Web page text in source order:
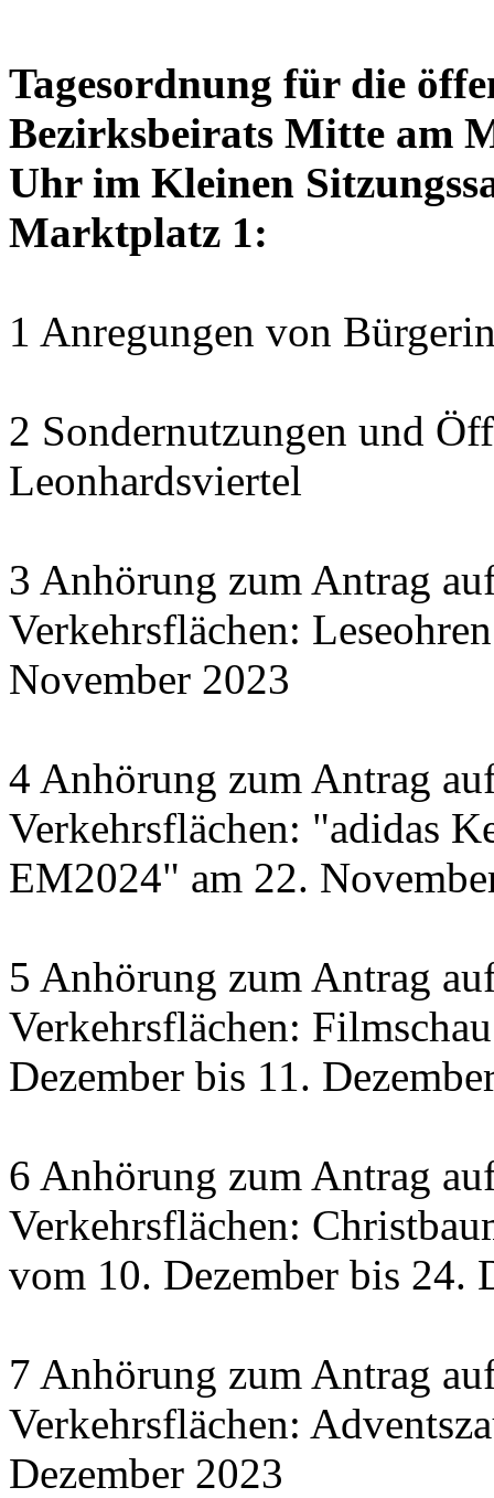
Tagesordnung für die
Bezirksbeirats Mitte am
Uhr im Kleinen
Marktplatz 1:
1 Anregungen von
2 Sondernutzungen und
Leonhardsviertel
3 Anhörung zum Antrag
Verkehrsflächen:
November 2023
4 Anhörung zum Antrag
Verkehrsflächen: "adidas
EM2024" am 22.
5 Anhörung zum Antrag
Verkehrsflächen:
Dezember bis 11.
6 Anhörung zum Antrag
Verkehrsflächen:
vom 10. Dezember bis 24.
7 Anhörung zum Antrag
Verkehrsflächen:
Dezember 2023